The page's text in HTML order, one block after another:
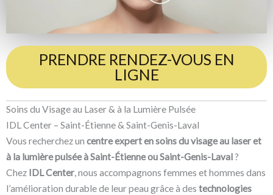
PRENDRE RENDEZ-VOUS EN
LIGNE
Soins du Visage au Laser & à la Lumière Pulsée
IDL Center – Saint-Étienne & Saint-Genis-Laval
Vous recherchez un centre expert en soins du visage au laser et
à la lumière pulsée à Saint-Étienne ou Saint-Genis-Laval?
Chez IDL Center, nous accompagnons femmes et hommes dans
l’amélioration durable de leur peau grâce à des technologies